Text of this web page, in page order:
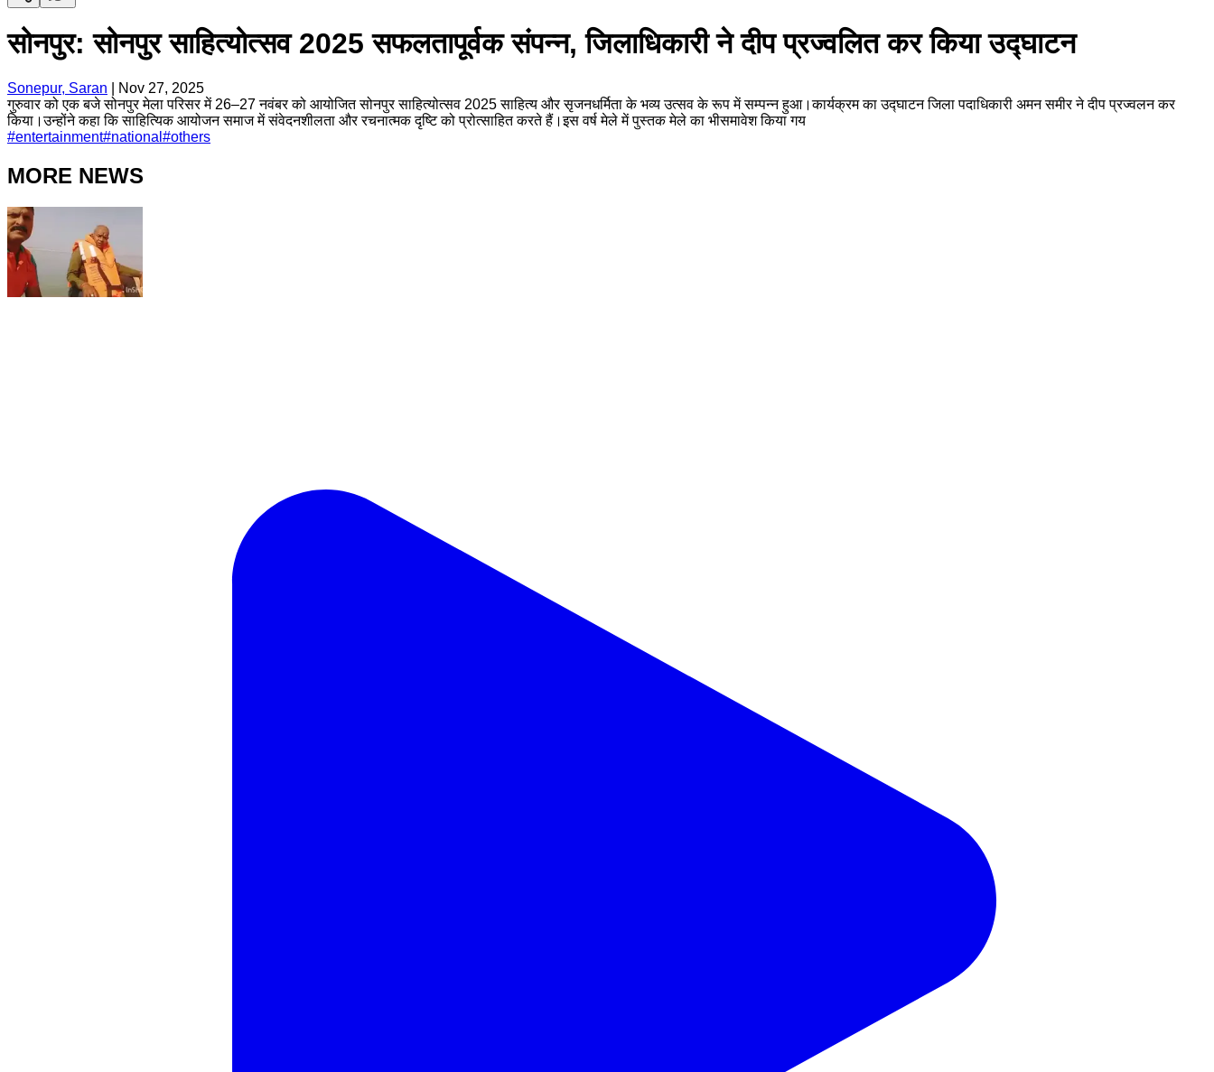
सोनपुर: सोनपुर साहित्योत्सव 2025 सफलतापूर्वक संपन्न, जिलाधिकारी ने दीप प्रज्वलित कर किया उद्घाटन
Sonepur, Saran
Nov 27, 2025
गुरुवार को एक बजे सोनपुर मेला परिसर में 26–27 नवंबर को आयोजित सोनपुर साहित्योत्सव 2025 साहित्य और सृजनधर्मिता के भव्य उत्सव के रूप में सम्पन्न हुआ।कार्यक्रम का उद्घाटन जिला पदाधिकारी अमन समीर ने दीप प्रज्वलन कर
किया।उन्होंने कहा कि साहित्यिक आयोजन समाज में संवेदनशीलता और रचनात्मक दृष्टि को प्रोत्साहित करते हैं।इस वर्ष मेले में पुस्तक मेले का भीसमावेश किया गय
#entertainment#national #others
MORE NEWS